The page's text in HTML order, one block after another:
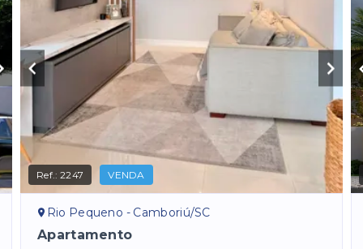
Ref.:2247 VENDA
Rio Pequeno - Camboriú/SC
Apartamento